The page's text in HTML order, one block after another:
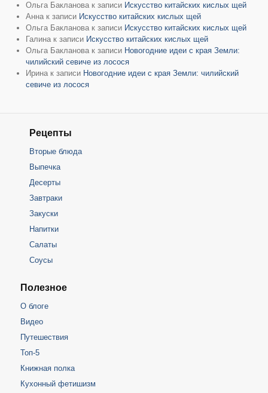
Ольга Бакланова к записи Искусство китайских кислых щей
Анна к записи Искусство китайских кислых щей
Ольга Бакланова к записи Искусство китайских кислых щей
Галина к записи Искусство китайских кислых щей
Ольга Бакланова к записи Новогодние идеи с края Земли:
чилийский севиче из лосося
Ирина к записи Новогодние идеи с края Земли: чилийский
севиче из лосося
Рецепты
Вторые блюда
Выпечка
Десерты
Завтраки
Закуски
Напитки
Салаты
Соусы
Полезное
О блоге
Видео
Путешествия
Топ-5
Книжная полка
Кухонный фетишизм